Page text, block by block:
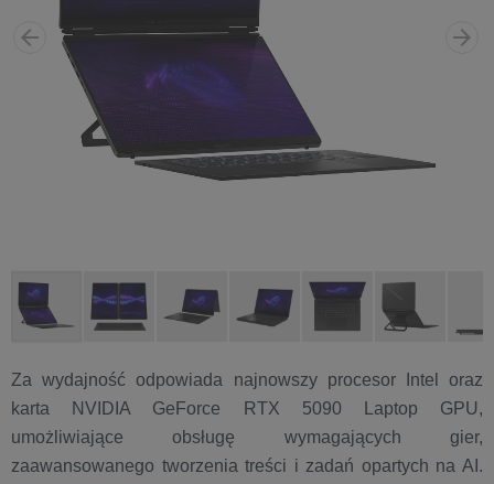
Za wydajność odpowiada najnowszy procesor Intel oraz
karta NVIDIA GeForce RTX 5090 Laptop GPU,
umożliwiające obsługę wymagających gier,
zaawansowanego tworzenia treści i zadań opartych na AI.